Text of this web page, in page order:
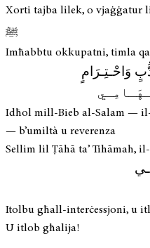
Xorti tajba lilek, o vjaġġatur
ﷺ
Imħabbtu okkupatni, timla
وَاحْـتِـرَامٍ
Idħol mill-Bieb al-Salam —
— b’umiltà u reverenza
Sellim lil Ṭāhā ta’ Tihāmah,
Itolbu għall-interċessjoni, u
U itlob għalija!